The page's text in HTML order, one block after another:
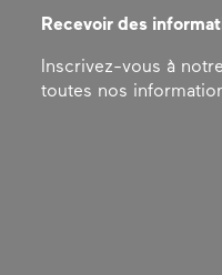
Recevoir des
Inscrivez-vous à
toutes nos